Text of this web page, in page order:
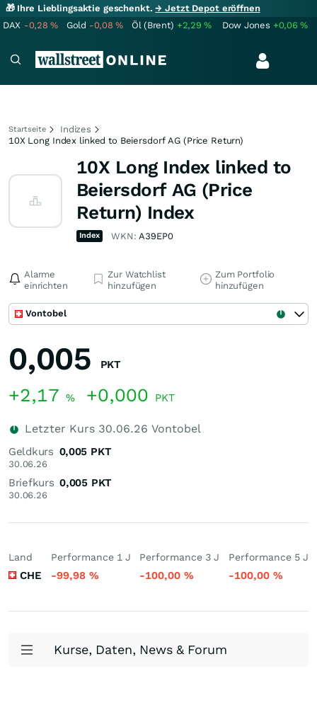
🎁 Ihre Lieblingsaktie geschenkt.→ Jetzt Depot eröffnen
DAX -0,28% Gold -0,08% Öl (Brent) +2,29% Dow Jones +0,06%
Startseite
Indizes
10X Long Index linked to Beiersdorf AG (Price Return)
10X Long Index linked to
Beiersdorf AG (Price
Return) Index
Index WKN:A39EP0
Alarme
einrichten
Zur Watchlist
hinzufügen
Zum Portfolio
hinzufügen
Vontobel
0,005 PKT
+2,17 % +0,000 PKT
Letzter Kurs 30.06.26 Vontobel
Geldkurs
30.06.26
0,005 PKT
Briefkurs
30.06.26
0,005 PKT
Land
CHE
Performance 1 J
-99,98 %
Performance 3 J
-100,00%
Performance 5 J
-100,00 %
Kurse, Daten, News & Forum